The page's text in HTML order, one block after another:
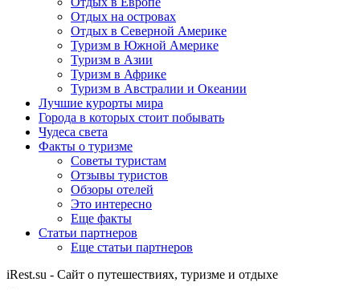
Отдых на островах
Отдых в Северной Америке
Туризм в Южной Америке
Туризм в Азии
Туризм в Африке
Туризм в Австралии и Океании
Лучшие курорты мира
Города в которых стоит побывать
Чудеса света
Факты о туризме
Советы туристам
Отзывы туристов
Обзоры отелей
Это интересно
Еще факты
Статьи партнеров
Еще статьи партнеров
iRest.su - Сайт о путешествиях, туризме и отдыхе